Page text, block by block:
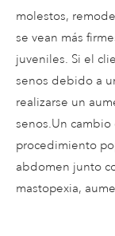
molestos,
se vean más
juveniles. Si el
senos debido a
realizarse un
senos.Un
procedimiento
abdomen junto
mastopexia,